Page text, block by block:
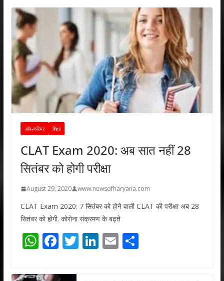
जॉब-करियर शिक्षा
CLAT Exam 2020: अब सात नहीं 28
सितंबर को होगी परीक्षा
August 29, 2020 www.newsofharyana.com
CLAT Exam 2020: 7 सितंबर को होने वाली CLAT की परीक्षा अब 28
सितंबर को होगी. कोरोना संक्रमण के बढ़ते
W
at
F
e
T Li E S